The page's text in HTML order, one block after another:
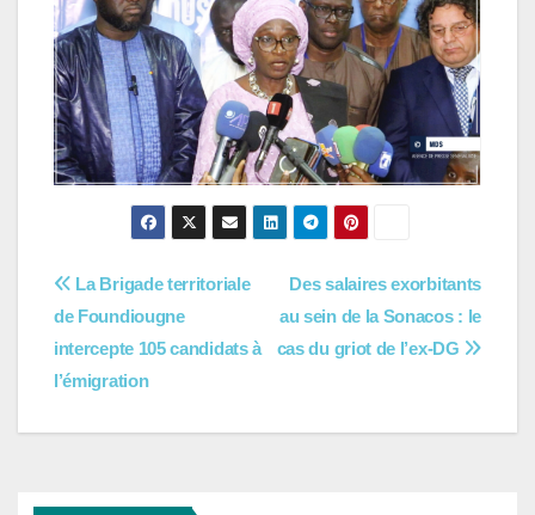
Navigation
de
l’article
Des salaires exorbitants
au sein de la Sonacos : le
cas du griot de l’ex-DG
La Brigade territoriale
de Foundiougne
intercepte 105 candidats à
l’émigration